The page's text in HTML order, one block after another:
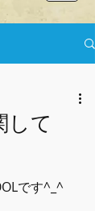
して
です^_^